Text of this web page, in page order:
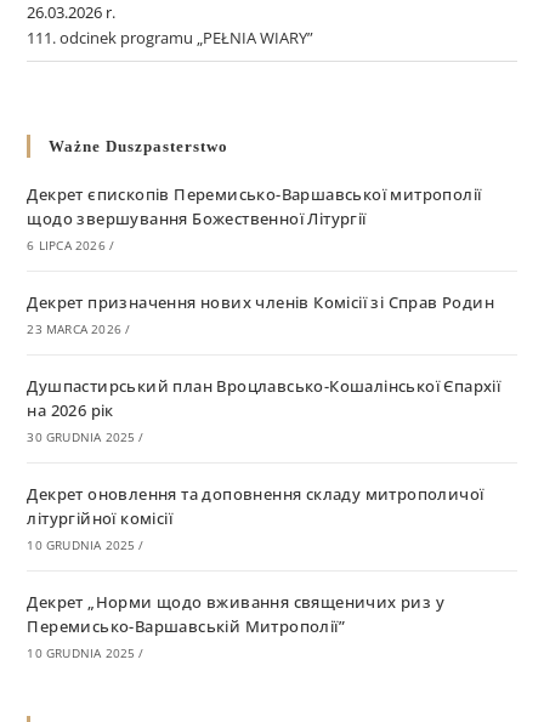
26.03.2026 r.
111. odcinek programu „PEŁNIA WIARY”
Ważne Duszpasterstwo
Декрет єпископів Перемисько-Варшавської митрополії
щодо звершування Божественної Літургії
6 LIPCA 2026 /
Декрет призначення нових членів Комісії зі Справ Родин
23 MARCA 2026 /
Душпастирський план Вроцлавсько-Кошалінської Єпархії
на 2026 рік
30 GRUDNIA 2025 /
Декрет оновлення та доповнення складу митрополичої
літургійної комісії
10 GRUDNIA 2025 /
Декрет „Норми щодо вживання священичих риз у
Перемисько-Варшавській Митрополії”
10 GRUDNIA 2025 /